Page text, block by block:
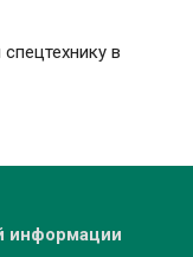
в
информации